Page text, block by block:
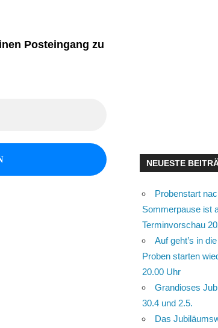
Posteingang zu
NEUESTE
Probenstart
Sommerpause ist
Terminvorschau
Auf geht’s in
Proben starten
20.00 Uhr
Grandioses
30.4 und 2.5.
Das